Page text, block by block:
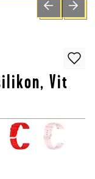
PREVIOUSNEXT
Vit